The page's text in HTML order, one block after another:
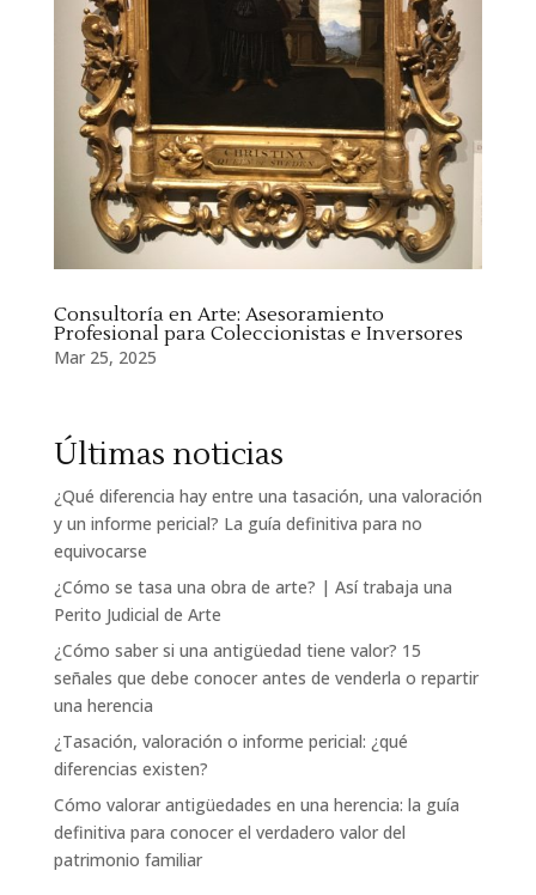
Consultoría en Arte: Asesoramiento
Profesional para Coleccionistas e Inversores
Mar 25, 2025
Últimas noticias
¿Qué diferencia hay entre una tasación, una valoración
y un informe pericial? La guía definitiva para no
equivocarse
¿Cómo se tasa una obra de arte? | Así trabaja una
Perito Judicial de Arte
¿Cómo saber si una antigüedad tiene valor? 15
señales que debe conocer antes de venderla o repartir
una herencia
¿Tasación, valoración o informe pericial: ¿qué
diferencias existen?
Cómo valorar antigüedades en una herencia: la guía
definitiva para conocer el verdadero valor del
patrimonio familiar